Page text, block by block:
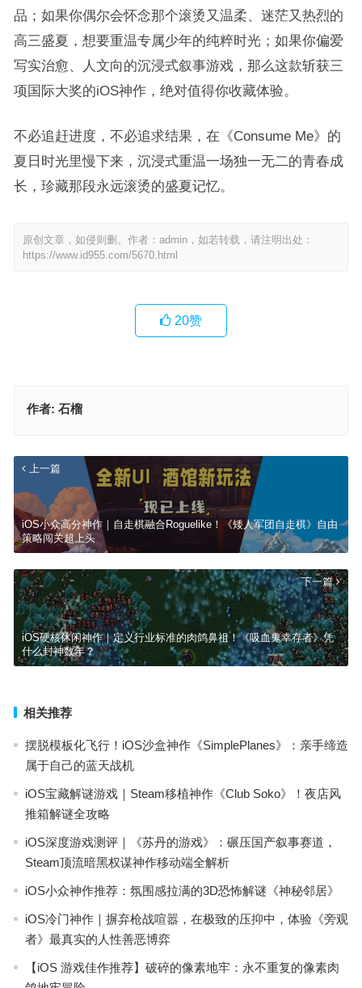
品；如果你偶尔会怀念那个滚烫又温柔、迷茫又热烈的
高三盛夏，想要重温专属少年的纯粹时光；如果你偏爱
写实治愈、人文向的沉浸式叙事游戏，那么这款斩获三
项国际大奖的iOS神作，绝对值得你收藏体验。
不必追赶进度，不必追求结果，在《Consume Me》的
夏日时光里慢下来，沉浸式重温一场独一无二的青春成
长，珍藏那段永远滚烫的盛夏记忆。
原创文章，如侵则删。作者：admin，如若转载，请注明出处：
https://www.id955.com/5670.html
20赞
作者: 石榴
上一篇
iOS小众高分神作｜自走棋融合Roguelike！《矮人军团自走棋》自由
策略闯关超上头
下一篇
iOS硬核休闲神作｜定义行业标准的肉鸽鼻祖！《吸血鬼幸存者》凭
什么封神数年？
相关推荐
摆脱模板化飞行！iOS沙盒神作《SimplePlanes》：亲手缔造
属于自己的蓝天战机
iOS宝藏解谜游戏｜Steam移植神作《Club Soko》！夜店风
推箱解谜全攻略
iOS深度游戏测评｜《苏丹的游戏》：碾压国产叙事赛道，
Steam顶流暗黑权谋神作移动端全解析
iOS小众神作推荐：氛围感拉满的3D恐怖解谜《神秘邻居》
iOS冷门神作｜摒弃枪战喧嚣，在极致的压抑中，体验《旁观
者》最真实的人性善恶博弈
【iOS 游戏佳作推荐】破碎的像素地牢：永不重复的像素肉